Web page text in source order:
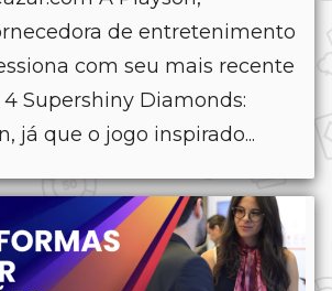
de entretenimento
com seu mais recente
Supershiny Diamonds:
já que o jogo inspirado...